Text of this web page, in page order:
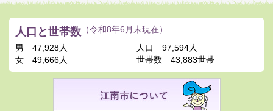
人口と世帯数 （令和8年6月末現在）
男
47,928人
女
49,666人
人口
97,594人
世帯数
43,883世帯